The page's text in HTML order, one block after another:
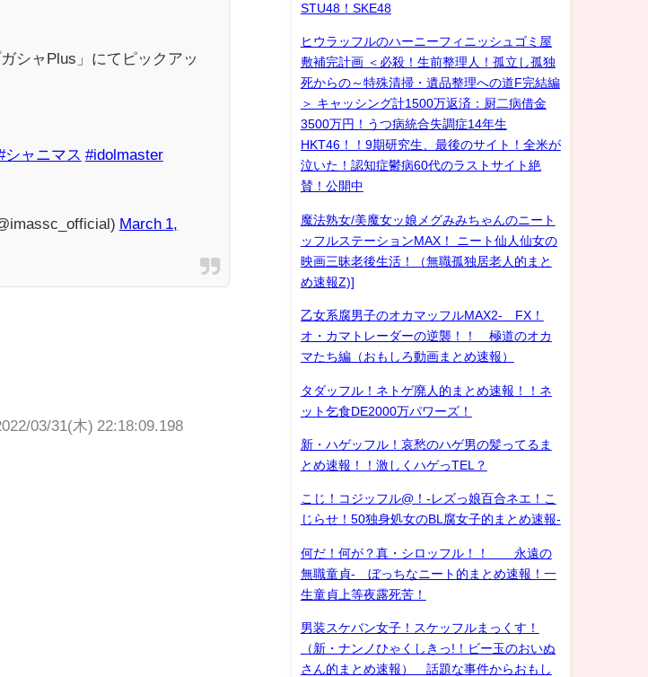
シャPlus」にてピックアッ
シャニマス #idolmaster
March 1,
03/31(木) 22:18:09.198
STU48！SKE48
ヒウラッフルのハーニーフィニッシュゴミ屋
敷補完計画 ＜必殺！生前整理人！孤立し孤独
死からの～特殊清掃・遺品整理への道F完結編
＞ キャッシング計1500万返済：厨二病借金
3500万円！うつ病統合失調症14年生
HKT46！！9期研究生、最後のサイト！全米が
泣いた！認知症鬱病60代のラストサイト絶
賛！公開中
魔法熟女/美魔女ッ娘メグみみちゃんのニート
ッフルステーションMAX！ ニート仙人仙女の
映画三昧老後生活！（無職孤独居老人的まと
め速報Z)]
乙女系腐男子のオカマッフルMAX2- FX！
オ・カマトレーダーの逆襲！！ 極道のオカ
マたち編（おもしろ動画まとめ速報）
タダッフル！ネトゲ廃人的まとめ速報！！ネ
ット乞食DE2000万パワーズ！
新・ハゲッフル！哀愁のハゲ男の髪ってるま
とめ速報！！激しくハゲっTEL？
こじ！コジッフル@！-レズっ娘百合ネエ！こ
じらせ！50独身処女のBL腐女子的まとめ速報-
何だ！何が？真・シロッフル！！ 永遠の
無職童貞- ぼっちなニート的まとめ速報！一
生童貞上等夜露死苦！
男装スケバン女子！スケッフルまっくす！
（新・ナンノひゃくしきっ!！ビー玉のおいぬ
さん的まとめ速報） 話題な事件からおもし